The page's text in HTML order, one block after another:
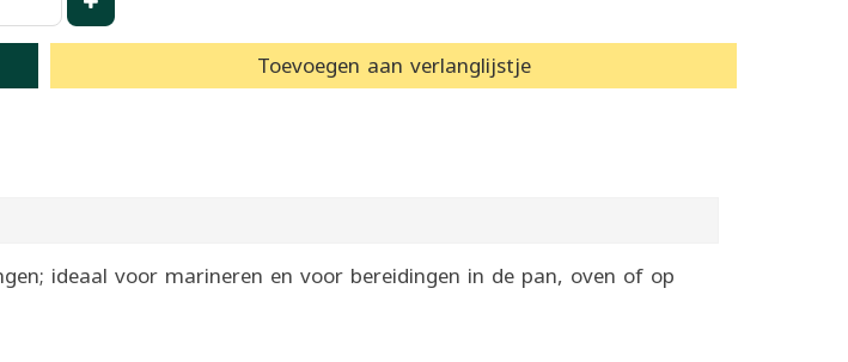
Toevoegen aan verlanglijstje
ideaal voor marineren en voor bereidingen in de pan, oven of op